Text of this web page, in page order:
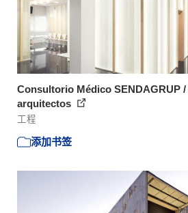
Consultorio Médico SENDAGRUP /
arquitectos
工程
添加书签